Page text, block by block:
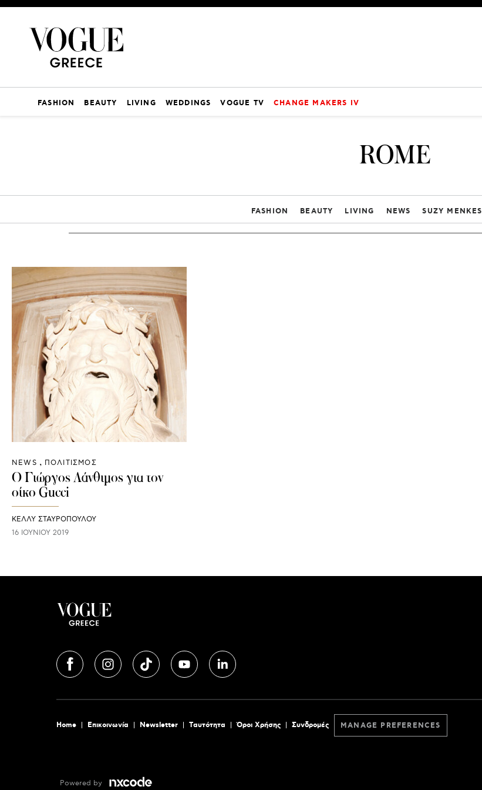
FASHION BEAUTY LIVING WEDDINGS VOGUE TV CHANGE MAKERS IV
ROME
FASHION BEAUTY LIVING NEWS SUZY MENKES
NEWS ΠΟΛΙΤΙΣΜΟΣ
Ο Γιώργος Λάνθιμος για τον
οίκο Gucci
ΚΕΛΛΥ ΣΤΑΥΡΟΠΟΥΛΟΥ
16 ΙΟΥΝΊΟΥ 2019
Home Επικοινωνία Newsletter Tαυτότητα Όροι Χρήσης Συνδρομές MANAGE PREFERENCES
Powered by